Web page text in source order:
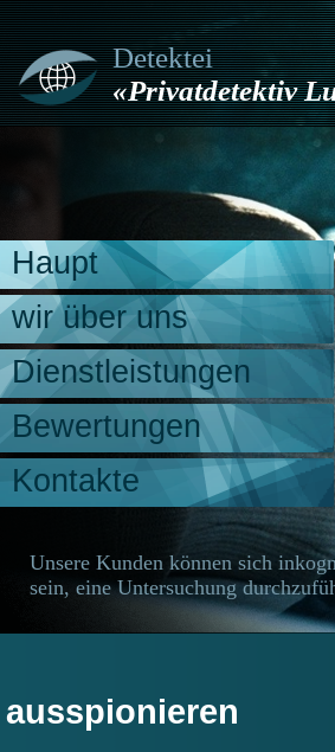
Detektei
«Privatdetektiv
Haupt
wir über uns
Dienstleistungen
Bewertungen
Kontakte
Unsere Kunden können sich
sein, eine Untersuchung